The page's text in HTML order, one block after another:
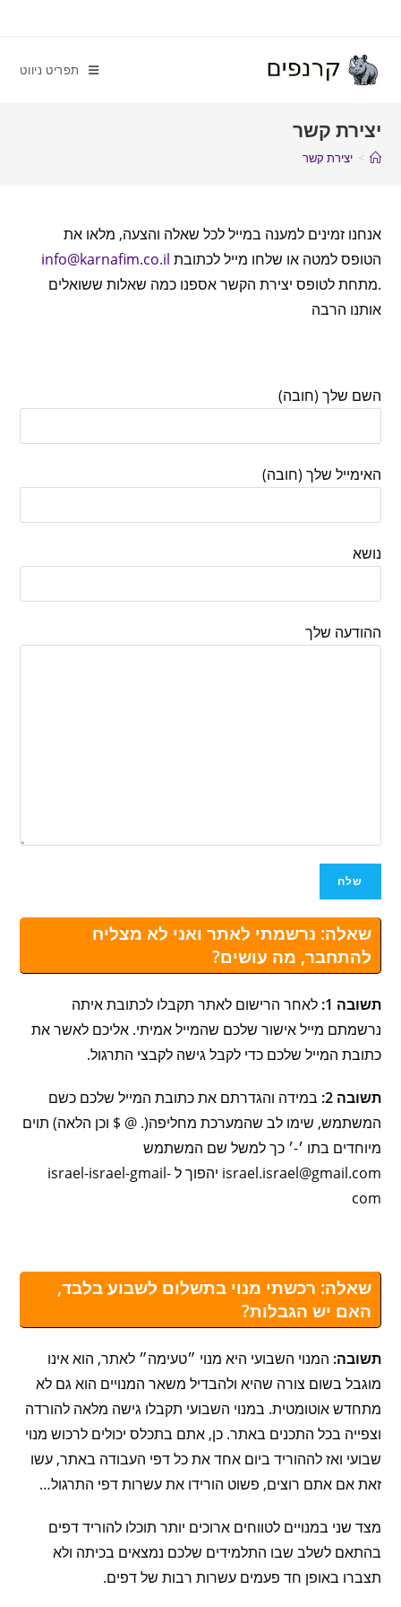
תפריט ניווט
יצירת קשר
> יצירת קשר
אנחנו זמינים למענה במייל לכל שאלה והצעה, מלאו את
הטופס למטה או שלחו מייל לכתובת info@karnafim.co.il
.מתחת לטופס יצירת הקשר אספנו כמה שאלות ששואלים
אותנו הרבה
השם שלך (חובה)
האימייל שלך (חובה)
נושא
ההודעה שלך
שאלה: נרשמתי לאתר ואני לא מצליח
להתחבר, מה עושים?
תשובה 1:
לאחר הרישום לאתר תקבלו לכתובת איתה
נרשמתם מייל אישור שלכם שהמייל אמיתי. אליכם לאשר את
כתובת המייל שלכם כדי לקבל גישה לקבצי התרגול.
תשובה 2:
במידה והגדרתם את כתובת המייל שלכם כשם
המשתמש, שימו לב שהמערכת מחליפה(. @ $ וכן הלאה) תוים
מיוחדים בתו ׳-׳ כך למשל שם המשתמש
israel.israel@gmail.com יהפוך ל israel-israel-gmail-
com
שאלה: רכשתי מנוי בתשלום לשבוע בלבד,
האם יש הגבלות?
תשובה: המנוי השבועי היא מנוי ״טעימה״ לאתר, הוא אינו
מוגבל בשום צורה שהיא ולהבדיל משאר המנויים הוא גם לא
מתחדש אוטומטית. במנוי השבועי תקבלו גישה מלאה להורדה
וצפייה בכל התכנים באתר. כן, אתם בתכלס יכולים לרכוש מנוי
שבועי ואז לההוריד ביום אחד את כל דפי העבודה באתר, עשו
זאת אם אתם רוצים, פשוט הורידו את עשרות דפי התרגול…
מצד שני במנויים לטווחים ארוכים יותר תוכלו להוריד דפים
בהתאם לשלב שבו התלמידים שלכם נמצאים בכיתה ולא
תצברו באופן חד פעמים עשרות רבות של דפים.